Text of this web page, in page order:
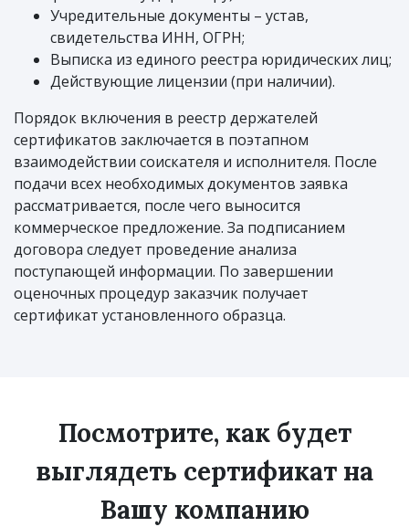
Учредительные документы – устав,
свидетельства ИНН, ОГРН;
Выписка из единого реестра юридических лиц;
Действующие лицензии (при наличии).
Порядок включения в реестр держателей
сертификатов заключается в поэтапном
взаимодействии соискателя и исполнителя. После
подачи всех необходимых документов заявка
рассматривается, после чего выносится
коммерческое предложение. За подписанием
договора следует проведение анализа
поступающей информации. По завершении
оценочных процедур заказчик получает
сертификат установленного образца.
Посмотрите, как будет
выглядеть сертификат на
Вашу компанию